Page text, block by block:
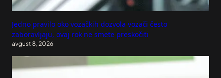
Jedno pravilo oko vozačkih dozvola vozači često
zaboravljaju, ovaj rok ne smete preskočiti
avgust 8, 2026